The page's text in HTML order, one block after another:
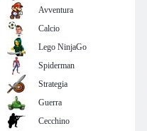
Avventura
Calcio
Lego NinjaGo
Spiderman
Strategia
Guerra
Cecchino